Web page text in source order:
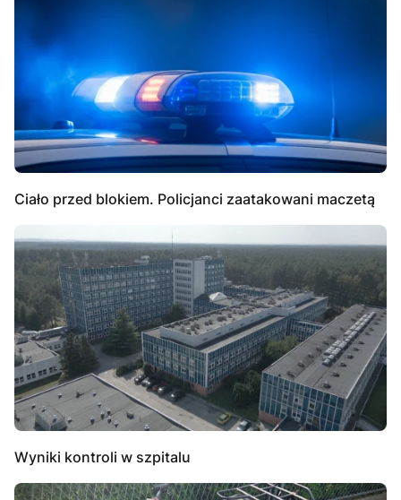
Ciało przed blokiem. Policjanci zaatakowani maczetą
Wyniki kontroli w szpitalu